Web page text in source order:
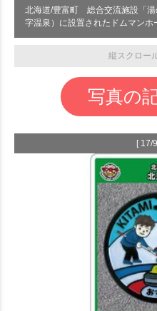
北海道/豊富町 総合交流施設「湯
字温泉）に設置されたドムマン
縦スクロー
写真の
[ 17/